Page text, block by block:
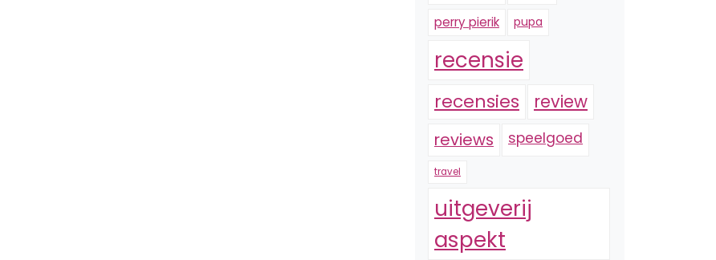
perry pierik pupa
recensie
recensies review
reviews speelgoed
travel
uitgeverij
aspekt